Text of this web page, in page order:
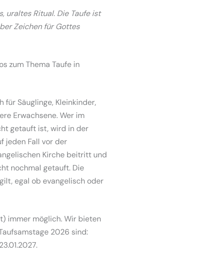
uraltes Ritual. Die Taufe ist
Zeichen für Gottes
zum Thema Taufe in
für Säuglinge, Kleinkinder,
Erwachsene. Wer im
getauft ist, wird in der
jeden Fall vor der
Kirche beitritt und
nochmal getauft. Die
egal ob evangelisch oder
immer möglich. Wir bieten
2026 sind: